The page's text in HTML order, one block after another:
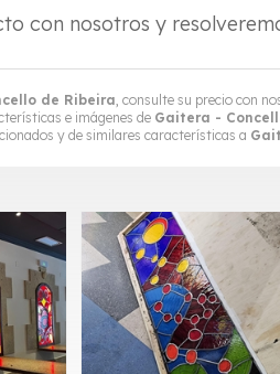
de Ribeira, consulte su precio con
e imágenes de Gaitera -
y de similares características a
con nosotros y